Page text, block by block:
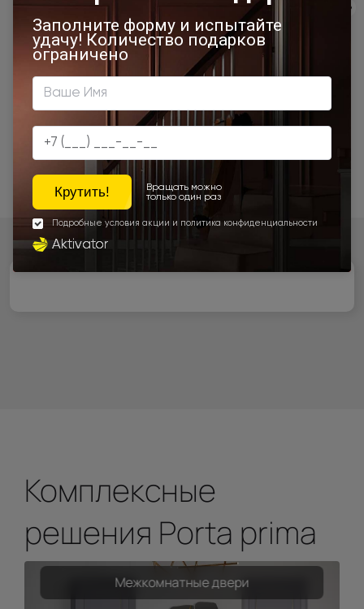
Экологичность Сервис
Качество
Комплексные
решения Porta prima
Межкомнатные двери